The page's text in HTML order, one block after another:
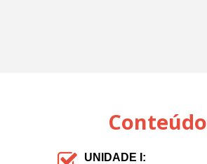
Conteúdo
UNIDADE I: